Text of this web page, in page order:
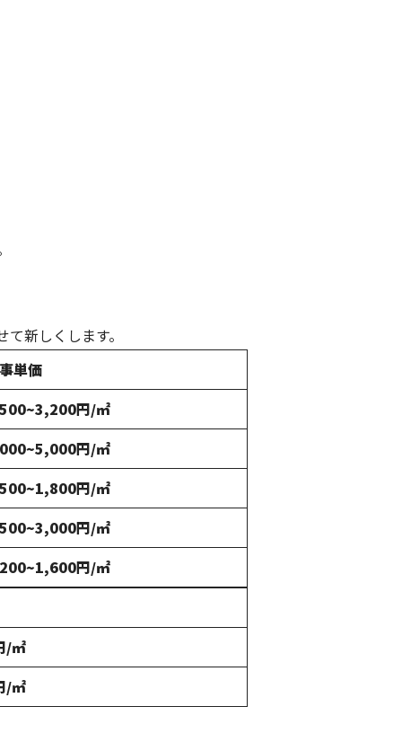
新しくします。
単価
円/㎡
円/㎡
円/㎡
円/㎡
円/㎡
/㎡
/㎡